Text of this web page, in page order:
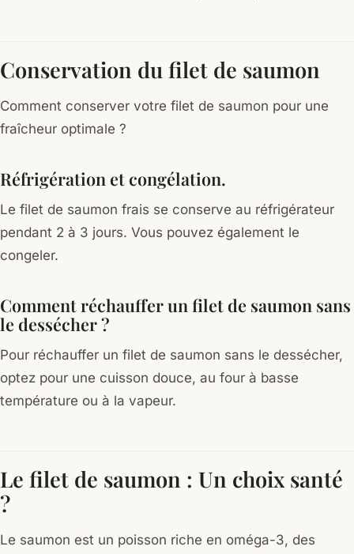
Conservation du filet de saumon
Comment conserver votre filet de saumon pour une
fraîcheur optimale ?
Réfrigération et congélation.
Le filet de saumon frais se conserve au réfrigérateur
pendant 2 à 3 jours. Vous pouvez également le
congeler.
Comment réchauffer un filet de saumon sans
le dessécher ?
Pour réchauffer un filet de saumon sans le dessécher,
optez pour une cuisson douce, au four à basse
température ou à la vapeur.
Le filet de saumon : Un choix santé
?
Le saumon est un poisson riche en oméga-3, des